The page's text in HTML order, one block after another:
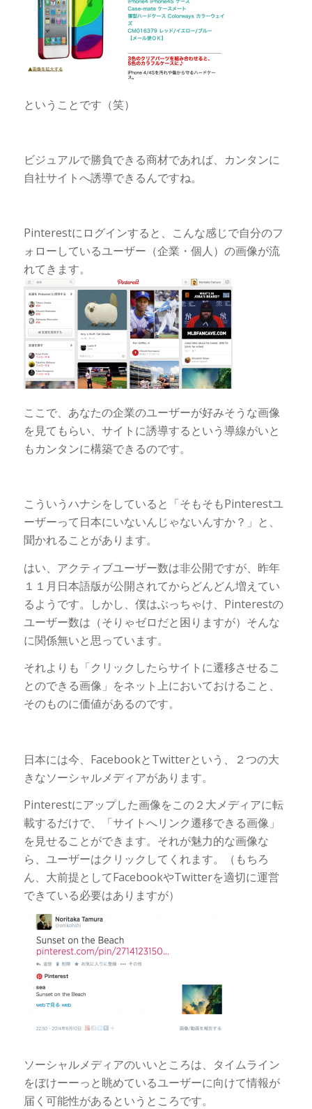
ということです（笑）
ビジュアルで勝負できる商材であれば、カンタンに
自社サイトへ誘導できるんですね。
Pinterestにログインすると、こんな感じで自分のフ
ォローしているユーザー（企業・個人）の画像が流
れてきます。
ここで、あなたの企業のユーザーが好みそうな画像
を見てもらい、サイトに誘導するという導線がいと
もカンタンに構築できるのです。
こういうハナシをしていると「そもそもPinterestユ
ーザーって日本にいないんじゃないんすか？」と、
聞かれることがあります。
はい、アクティブユーザー数は非公開ですが、昨年
１１月日本語版が公開されてからどんどん増えてい
るようです。しかし、僕はぶっちゃけ、Pinterestの
ユーザー数は（そりゃゼロだと困りますが）そんな
に関係無いと思っています。
それよりも「クリックしたらサイトに遷移させるこ
とのできる画像」をネット上においておけること、
そのものに価値があるのです。
日本には今、FacebookとTwitterという、２つの大
きなソーシャルメディアがあります。
Pinterestにアップした画像をこの２大メディアに転
載するだけで、「サイトへリンク遷移できる画像」
を見せることができます。それが魅力的な画像な
ら、ユーザーはクリックしてくれます。（もちろ
ん、大前提としてFacebookやTwitterを適切に運営
できている必要はありますが）
ソーシャルメディアのいいところは、タイムライン
をぼけーーっと眺めているユーザーに向けて情報が
届く可能性があるというところです。